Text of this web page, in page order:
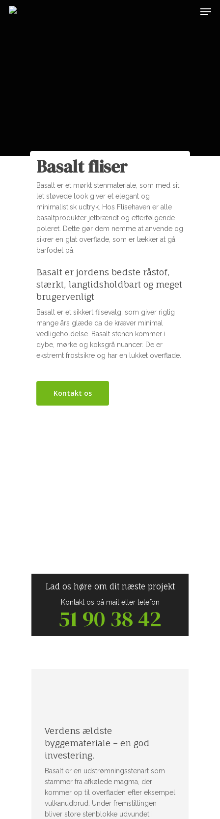
Basalt fliser
Basalt er et mørkt stenmateriale, som med sit
let støvede look giver et elegant og
minimalistisk udtryk. Hos Flisehaven er alle
basaltprodukter jetbrændt og efterfølgende
poleret. Dette gør dem nemme at anvende og
sikrer en glat overflade, som er lækker at gå
barfodet på.
Basalt er jordens bedste råstof,
stærkt, langtidsholdbart og meget
brugervenligt
Basalt er et sikkert flisevalg, som giver rigtig
mange års glæde da de kræver minimal
vedligeholdelse. Basalt stenen kommer i
dybe, mørke og koksgrå nuancer. De er
ekstremt frostsikre og har en lukket overflade.
Kontakt os
Lad os høre om dit næste projekt
Kontakt os på mail eller telefon
51 90 38 42
Verdens ældste
byggemateriale – en god
investering.
Basalt er en udstrømningsstenart som
stammer fra afkølede magma, der
kommer op til overfladen efter eksempel
vulkanudbrud. Under fremstillingen
bliver store stenblokke udvundet i